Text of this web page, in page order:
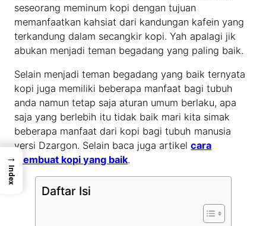
seseorang meminum kopi dengan tujuan
memanfaatkan kahsiat dari kandungan kafein yang
terkandung dalam secangkir kopi. Yah apalagi jik
abukan menjadi teman begadang yang paling baik.
Selain menjadi teman begadang yang baik ternyata
kopi juga memiliki beberapa manfaat bagi tubuh
anda namun tetap saja aturan umum berlaku, apa
saja yang berlebih itu tidak baik mari kita simak
beberapa manfaat dari kopi bagi tubuh manusia
versi Dzargon. Selain baca juga artikelcara
membuat kopi yang baik.
Daftar Isi
→
Index